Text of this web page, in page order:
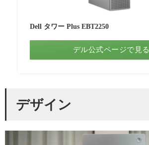
Dell タワー Plus EBT2250
デル公式ページで見る
デザイン